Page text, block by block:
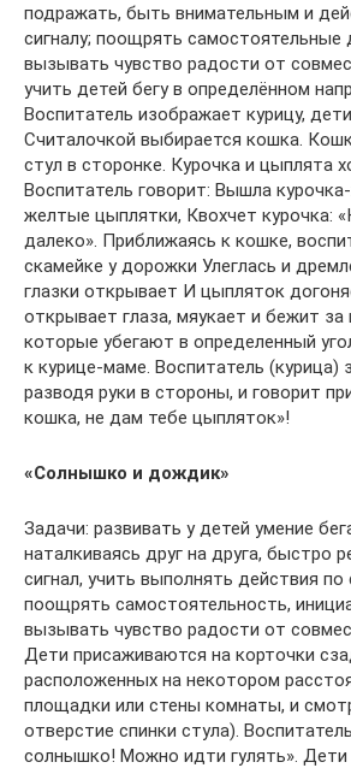
подражать, быть внимательным и
сигналу; поощрять самостоятельные
вызывать чувство радости от
учить детей бегу в определённом
Воспитатель изображает курицу,
Считалочкой выбирается кошка.
стул в сторонке. Курочка и цыплята
Воспитатель говорит: Вышла
желтые цыплятки, Квохчет курочка:
далеко». Приближаясь к кошке,
скамейке у дорожки Улеглась и
глазки открывает И цыпляток
открывает глаза, мяукает и бежит
которые убегают в определенный
к курице-маме. Воспитатель
разводя руки в стороны, и говорит
кошка, не дам тебе цыпляток»!
«Солнышко и дождик»
Задачи: развивать у детей умение
наталкиваясь друг на друга, быстро
сигнал, учить выполнять действия по
поощрять самостоятельность,
вызывать чувство радости от
Дети присаживаются на корточки
расположенных на некотором
площадки или стены комнаты, и
отверстие спинки стула).
солнышко! Можно идти гулять». Дети